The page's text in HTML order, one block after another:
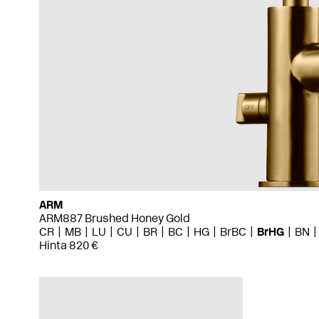
ARM
ARM887 Brushed Honey Gold
CR
MB LU CU BR BC HG BrBC BrHG
BN
Hinta 820 €